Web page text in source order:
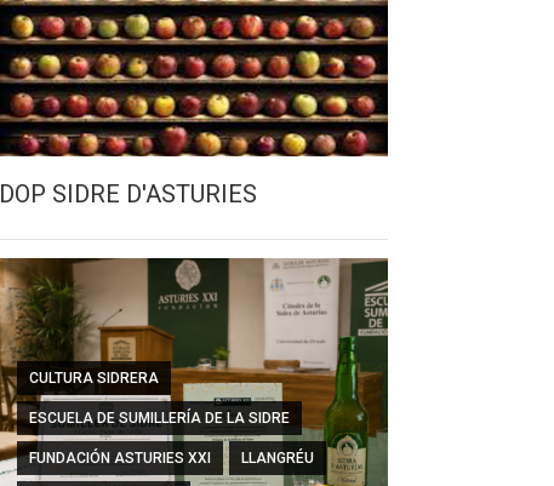
DOP SIDRE D'ASTURIES
CULTURA SIDRERA
ESCUELA DE SUMILLERÍA DE LA SIDRE
FUNDACIÓN ASTURIES XXI LLANGRÉU